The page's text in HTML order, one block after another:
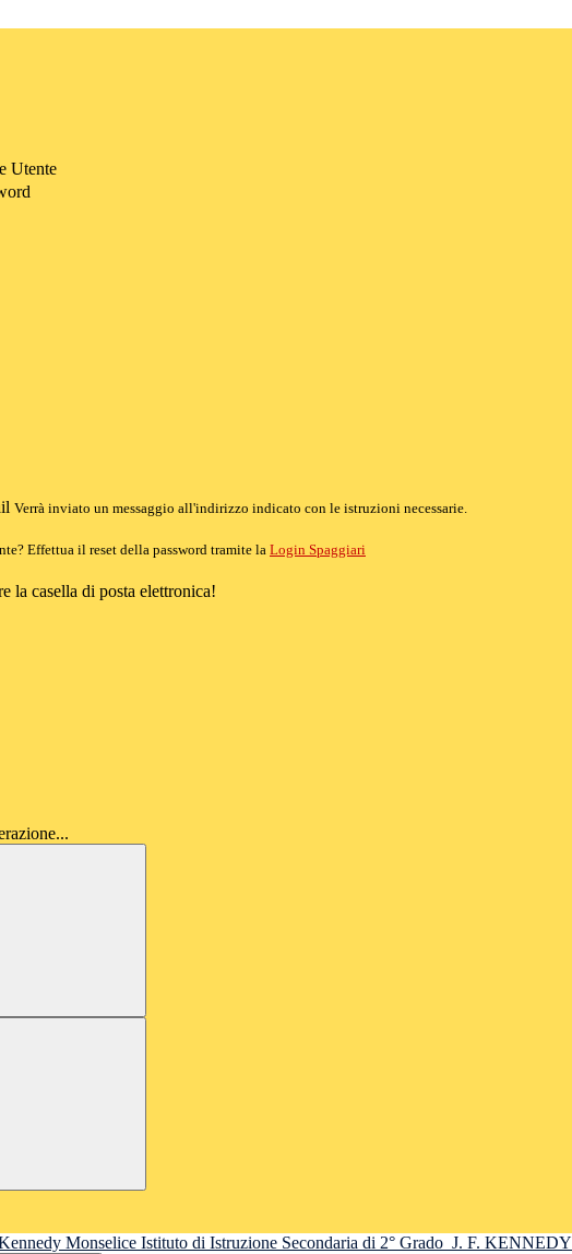
Utente
Verrà inviato un messaggio all'indirizzo indicato con le istruzioni necessarie.
Effettua il reset della password tramite la Login Spaggiari
la casella di posta elettronica!
Istituto di Istruzione Secondaria di 2° Grado J. F. KENNEDY